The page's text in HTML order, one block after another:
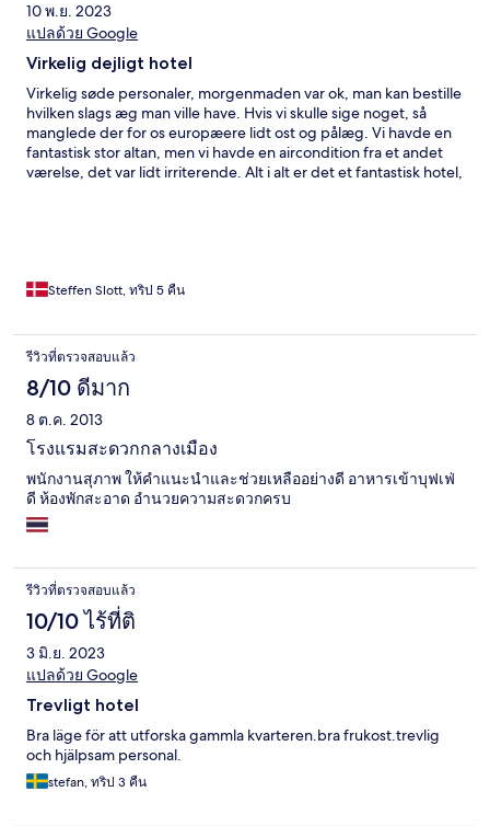
10 พ.ย. 2023
แปลด้วย Google
Virkelig dejligt hotel
Virkelig søde personaler, morgenmaden var ok, man kan bestille
hvilken slags æg man ville have. Hvis vi skulle sige noget, så
manglede der for os europæere lidt ost og pålæg. Vi havde en
fantastisk stor altan, men vi havde en aircondition fra et andet
værelse, det var lidt irriterende. Alt i alt er det et fantastisk hotel,
Steffen Slott, ทริป 5 คืน
รีวิวที่ตรวจสอบแล้ว
8/10 ดีมาก
8 ต.ค. 2013
โรงแรมสะดวกกลางเมือง
พนักงานสุภาพ ให้คำแนะนำและช่วยเหลืออย่างดี อาหารเข้าบุฟเฟ่
ดี ห้องพักสะอาด อำนวยความสะดวกครบ
รีวิวที่ตรวจสอบแล้ว
10/10 ไร้ที่ติ
3 มิ.ย. 2023
แปลด้วย Google
Trevligt hotel
Bra läge för att utforska gammla kvarteren.bra frukost.trevlig
och hjälpsam personal.
stefan, ทริป 3 คืน